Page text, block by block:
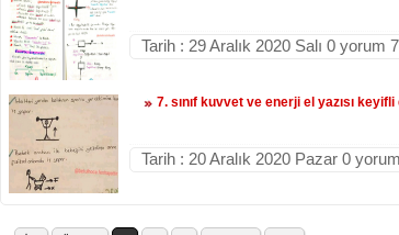
Tarih : 29 Aralık 2020 Salı 0 yorum
7. sınıf kuvvet ve enerji el yazısı
Tarih : 20 Aralık 2020 Pazar 0